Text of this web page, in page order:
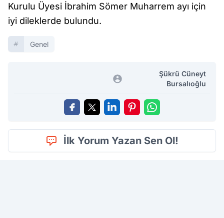
Kurulu Üyesi İbrahim Sömer Muharrem ayı için
iyi dileklerde bulundu.
Genel
Şükrü Cüneyt
Bursalıoğlu
İlk Yorum Yazan Sen Ol!